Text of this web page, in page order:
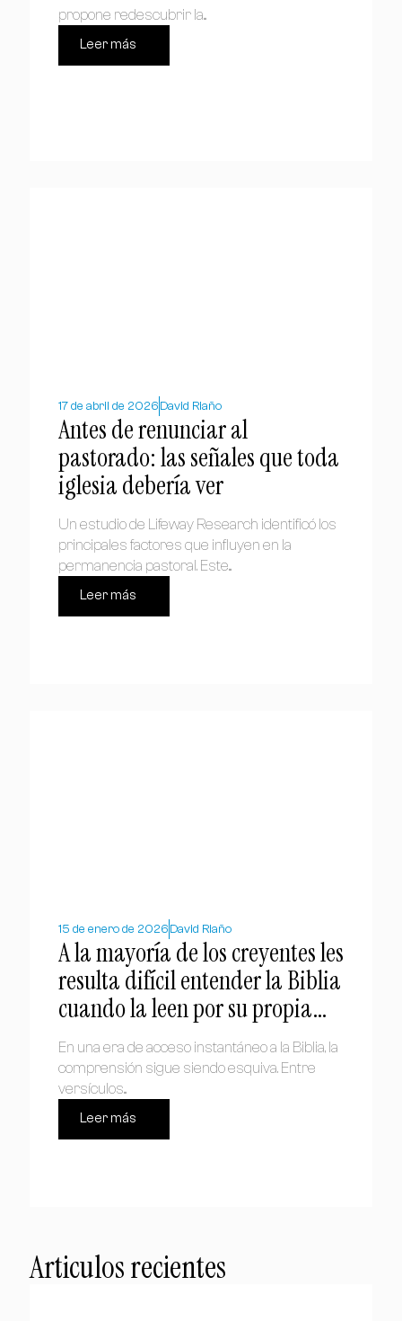
propone redescubrir la...
Leer más
17 de abril de 2026 David Riaño
Antes de renunciar al
pastorado: las señales que toda
iglesia debería ver
Un estudio de Lifeway Research identificó los
principales factores que influyen en la
permanencia pastoral. Este...
Leer más
15 de enero de 2026 David Riaño
A la mayoría de los creyentes les
resulta difícil entender la Biblia
cuando la leen por su propia
cuenta
En una era de acceso instantáneo a la Biblia, la
comprensión sigue siendo esquiva. Entre
versículos...
Leer más
Articulos recientes